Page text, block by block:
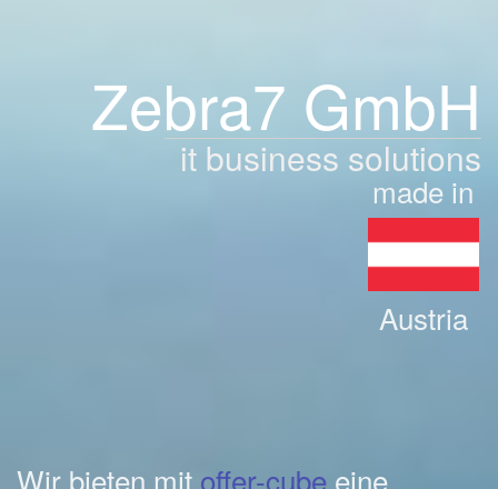
Zebra7 GmbH
it business solutions
made in
Austria
Wir bieten mit offer-cube eine